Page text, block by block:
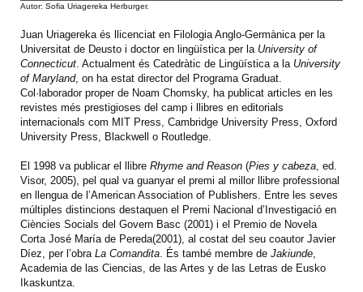
Autor: Sofia Uriagereka Herburger.
Juan Uriagereka és llicenciat en Filologia Anglo-Germànica per la
Universitat de Deusto i doctor en lingüística per la University of
Connecticut. Actualment és Catedràtic de Lingüística a la University
of Maryland, on ha estat director del Programa Graduat.
Col·laborador proper de Noam Chomsky, ha publicat articles en les
revistes més prestigioses del camp i llibres en editorials
internacionals com MIT Press, Cambridge University Press, Oxford
University Press, Blackwell o Routledge.
El 1998 va publicar el llibre Rhyme and Reason (Pies y cabeza, ed.
Visor, 2005), pel qual va guanyar el premi al millor llibre professional
en llengua de l’American Association of Publishers. Entre les seves
múltiples distincions destaquen el Premi Nacional d’Investigació en
Ciències Socials del Govern Basc (2001) i el Premio de Novela
Corta José María de Pereda(2001), al costat del seu coautor Javier
Díez, per l’obra La Comandita. És també membre de Jakiunde,
Academia de las Ciencias, de las Artes y de las Letras de Eusko
Ikaskuntza.